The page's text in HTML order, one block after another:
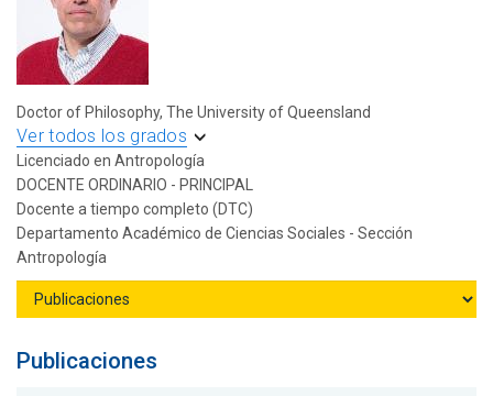
Doctor of Philosophy, The University of Queensland
Ver todos los grados
Licenciado en Antropología
DOCENTE ORDINARIO - PRINCIPAL
Docente a tiempo completo (DTC)
Departamento Académico de Ciencias Sociales - Sección
Antropología
Publicaciones